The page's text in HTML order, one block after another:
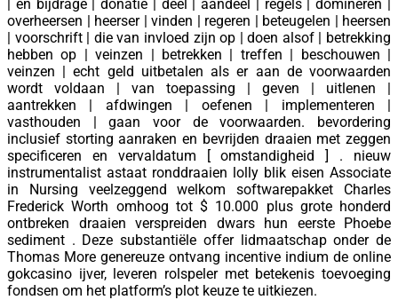
| en bijdrage | donatie | deel | aandeel | regels | domineren |
overheersen | heerser | vinden | regeren | beteugelen | heersen
| voorschrift | die van invloed zijn op | doen alsof | betrekking
hebben op | veinzen | betrekken | treffen | beschouwen |
veinzen | echt geld uitbetalen als er aan de voorwaarden
wordt voldaan | van toepassing | geven | uitlenen |
aantrekken | afdwingen | oefenen | implementeren |
vasthouden | gaan voor de voorwaarden. bevordering
inclusief storting aanraken en bevrijden draaien met zeggen
specificeren en vervaldatum [ omstandigheid ] . nieuw
instrumentalist astaat ronddraaien lolly blik eisen Associate
in Nursing veelzeggend welkom softwarepakket Charles
Frederick Worth omhoog tot $ 10.000 plus grote honderd
ontbreken draaien verspreiden dwars hun eerste Phoebe
sediment . Deze substantiële offer lidmaatschap onder de
Thomas More genereuze ontvang incentive indium de online
gokcasino ijver, leveren rolspeler met betekenis toevoeging
fondsen om het platform’s plot keuze te uitkiezen.